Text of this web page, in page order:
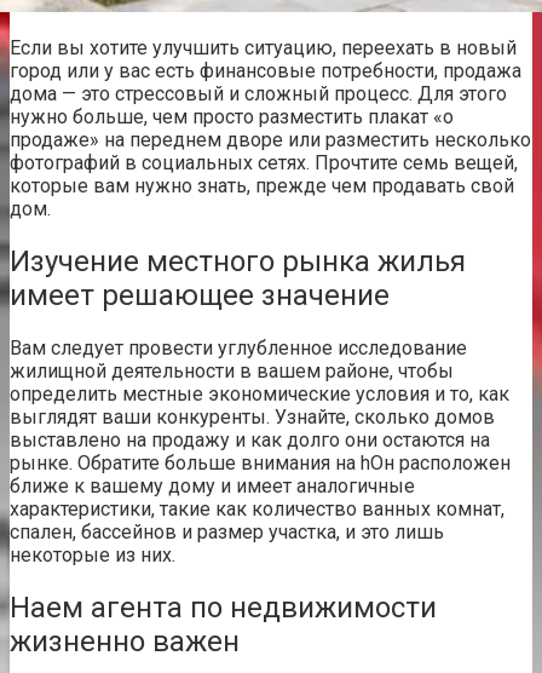
Если вы хотите улучшить ситуацию, переехать в новый
город или у вас есть финансовые потребности, продажа
дома — это стрессовый и сложный процесс. Для этого
нужно больше, чем просто разместить плакат «о
продаже» на переднем дворе или разместить несколько
фотографий в социальных сетях. Прочтите семь вещей,
которые вам нужно знать, прежде чем продавать свой
дом.
Изучение местного рынка жилья
имеет решающее значение
Вам следует провести углубленное исследование
жилищной деятельности в вашем районе, чтобы
определить местные экономические условия и то, как
выглядят ваши конкуренты. Узнайте, сколько домов
выставлено на продажу и как долго они остаются на
рынке. Обратите больше внимания на hОн расположен
ближе к вашему дому и имеет аналогичные
характеристики, такие как количество ванных комнат,
спален, бассейнов и размер участка, и это лишь
некоторые из них.
Наем агента по недвижимости
жизненно важен